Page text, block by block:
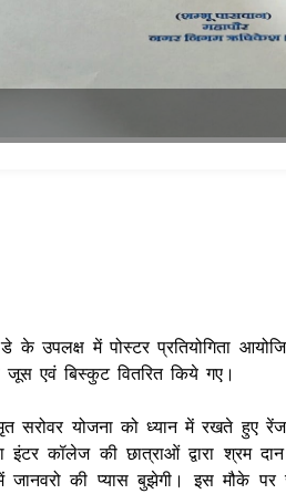
के उपलक्ष में पोस्टर प्रतियोगिता
एवं बिस्कुट वितरित किये गए।
योजना को ध्यान में रखते हुए
कॉलेज की छात्राओं द्वारा श्रम
जानवरो की प्यास बुझेगी। इस मौके